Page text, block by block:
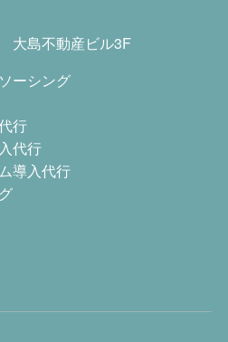
島不動産ビル3F
ーシング
行
代行
導入代行